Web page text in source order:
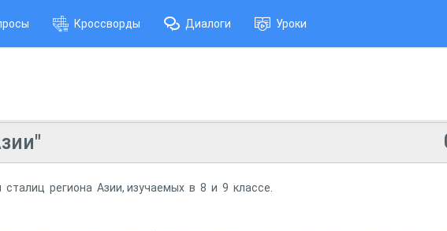
Кроссворды Диалоги Уроки
региона Азии, изучаемых в 8 и 9 классе.